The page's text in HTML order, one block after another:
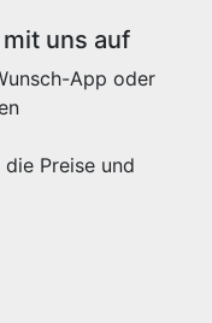
uns auf
App oder
Preise und